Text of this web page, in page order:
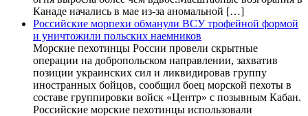
Канаде начались в мае из-за аномальной […]
Российские морпехи обманули ВСУ трофейной формой
и уничтожили польских наемников
Морские пехотинцы России провели скрытные
операции на добропольском направлении, захватив
позиции украинских сил и ликвидировав группу
иностранных бойцов, сообщил боец морской пехоты в
составе группировки войск «Центр» с позывным Кабан.
Российские морские пехотинцы использовали